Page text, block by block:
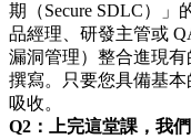
期（Secure SDLC）
品經理、研發主管或
漏洞管理）整合進現
撰寫。只要您具備基
吸收。
Q2：上完這堂課，我